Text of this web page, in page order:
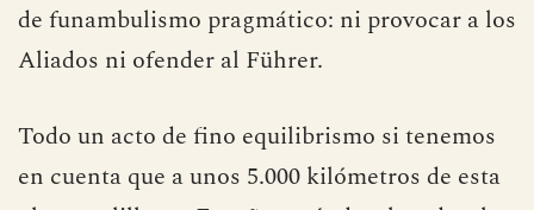
de funambulismo pragmático: ni provocar a los
Aliados ni ofender al Führer.
Todo un acto de fino equilibrismo si tenemos
en cuenta que a unos 5.000 kilómetros de esta